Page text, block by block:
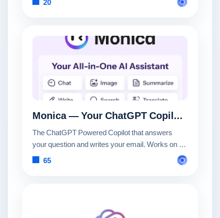
Monica — Your ChatGPT Copilot in Chrome
The ChatGPT Powered Copilot that answers
your question and writes your email. Works on all
websites.
65